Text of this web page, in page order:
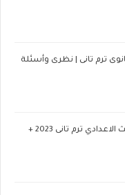
ترم تانى | نظرى وأسئلة
مراجعة رياضيات للصف الثالث الاعدادي ترم تانى 2023 +